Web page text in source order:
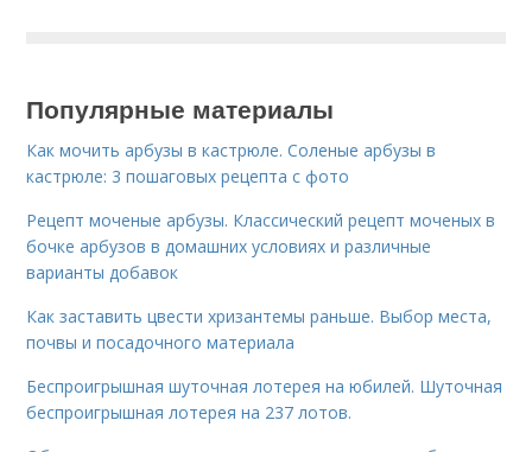
Популярные материалы
Как мочить арбузы в кастрюле. Соленые арбузы в
кастрюле: 3 пошаговых рецепта с фото
Рецепт моченые арбузы. Классический рецепт моченых в
бочке арбузов в домашних условиях и различные
варианты добавок
Как заставить цвести хризантемы раньше. Выбор места,
почвы и посадочного материала
Беспроигрышная шуточная лотерея на юбилей. Шуточная
беспроигрышная лотерея на 237 лотов.